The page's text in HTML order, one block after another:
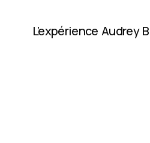
L’expérience Audrey